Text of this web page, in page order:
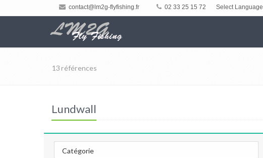
contact@lm2g-flyfishing.fr 02 33 25 15 72 Select Language
13 références
Lundwall
Catégorie